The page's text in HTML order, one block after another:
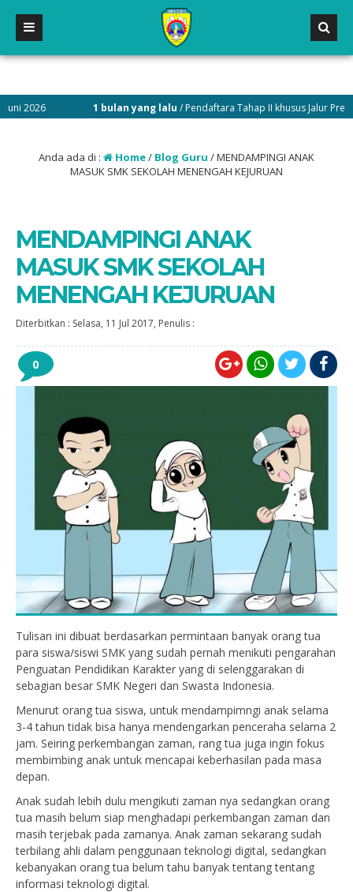
1 bulan yang lalu/ Pendaftara Tahap II khusus Jalur Prestasi Nilai Rapor
pada link https://spmbsumutberkah.disdik.sumutprov.go.id/
Anda ada di : Home/ Blog Guru /MENDAMPINGI ANAK
MASUK SMK SEKOLAH MENENGAH KEJURUAN
MENDAMPINGI ANAK
MASUK SMK SEKOLAH
MENENGAH KEJURUAN
Diterbitkan : Selasa, 11 Jul 2017, Penulis :
0
Tulisan ini dibuat berdasarkan permintaan banyak orang tua
para siswa/siswi SMK yang sudah pernah menikuti pengarahan
Penguatan Pendidikan Karakter yang di selenggarakan di
sebagian besar SMK Negeri dan Swasta Indonesia.
Menurut orang tua siswa, untuk mendampimngi anak selama
3-4 tahun tidak bisa hanya mendengarkan penceraha selama 2
jam. Seiring perkembangan zaman, rang tua juga ingin fokus
membimbing anak untuk mencapai keberhasilan pada masa
depan.
Anak sudah lebih dulu mengikuti zaman nya sedangkan orang
tua masih belum siap menghadapi perkembangan zaman dan
masih terjebak pada zamanya. Anak zaman sekarang sudah
terbilang ahli dalam penggunaan teknologi digital, sedangkan
kebanyakan orang tua belum tahu banyak tentang tentang
informasi teknologi digital.